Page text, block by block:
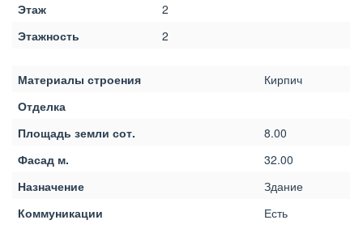
Этаж
2
Этажность
2
Материалы строения
Кирпич
Отделка
Площадь земли сот.
8.00
Фасад м.
32.00
Назначение
Здание
Коммуникации
Есть